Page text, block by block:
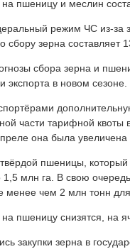
пшеницу и меслин
режим ЧС из-за
сбору зерна
сбора зерна и
в новом сезоне.
части тарифной
она была
пшеницы,
млн га. В свою
менее чем 2 млн тонн
пшеницу снизятся, на
закупки зерна в